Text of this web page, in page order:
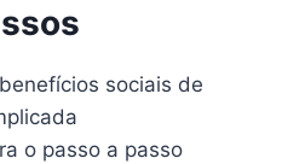
sociais de
o passo a passo